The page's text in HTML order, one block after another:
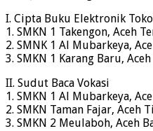
I. Cipta Buku Elektronik
1. SMKN 1 Takengon, Aceh
2. SMNK 1 Al Mubarkeya,
3. SMKN 1 Karang Baru,
II. Sudut Baca Vokasi
1. SMKN 1 Al Mubarkeya,
2. SMKN Taman Fajar, Aceh
3. SMKN 2 Meulaboh, Aceh